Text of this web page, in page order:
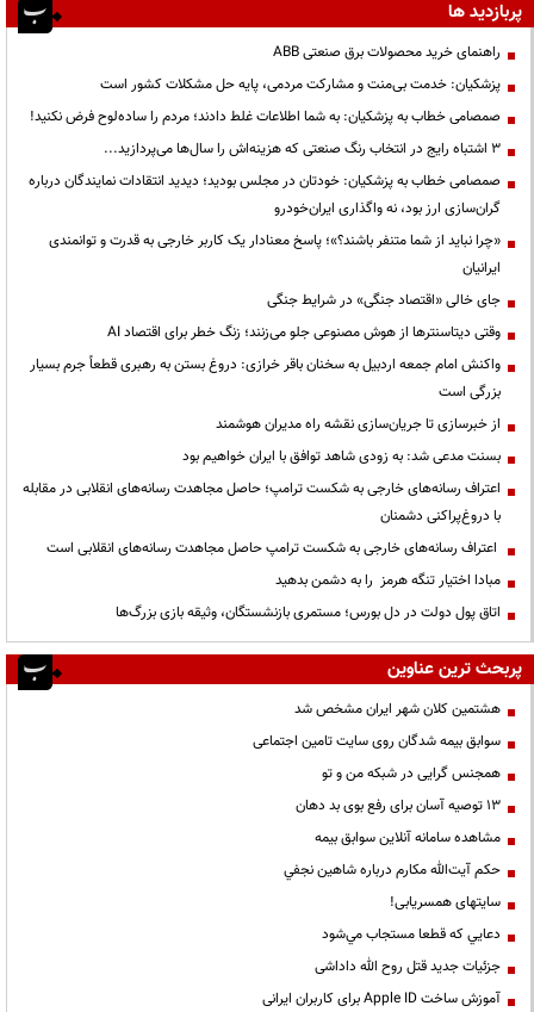
پربازدید ها
راهنمای خرید محصولات برق صنعتی ABB
پزشکیان: خدمت بی‌منت و مشارکت مردمی، پایه حل مشکلات کشور است
صمصامی خطاب به پزشکیان: به شما اطلاعات غلط دادند؛ مردم را ساده‌لوح فرض نکنید!
3 اشتباه رایج در انتخاب رنگ صنعتی که هزینه‌اش را سال‌ها می‌پردازید...
صمصامی خطاب به پزشکیان: خودتان در مجلس بودید؛ دیدید انتقادات نمایندگان درباره
گران‌سازی ارز بود، نه واگذاری ایران‌خودرو
«چرا نباید از شما متنفر باشند؟»؛ پاسخ معنادار یک کاربر خارجی به قدرت و توانمندی
ایرانیان
جای خالی «اقتصاد جنگی» در شرایط جنگی
وقتی دیتاسنترها از هوش مصنوعی جلو می‌زنند؛ زنگ خطر برای اقتصاد AI
واکنش امام جمعه اردبیل به سخنان باقر خرازی: دروغ بستن به رهبری قطعاً جرم بسیار
بزرگی است
از خبرسازی تا جریان‌سازی نقشه راه مدیران هوشمند
بسنت مدعی شد: به زودی شاهد توافق با ایران خواهیم بود
اعتراف رسانه‌های خارجی به شکست ترامپ؛ حاصل مجاهدت رسانه‌های انقلابی در مقابله
با دروغ‌پراکنی دشمنان
اعتراف رسانه‌های خارجی به شکست ترامپ حاصل مجاهدت رسانه‌های انقلابی است
مبادا اختیار تنگه هرمز را به دشمن بدهید
اتاق پول دولت در دل بورس؛ مستمری بازنشستگان، وثیقه بازی بزرگ‌ها
پربحث ترین عناوین
هشتمین کلان شهر ایران مشخص شد
سوابق بیمه شدگان روی سایت تامین اجتماعی
همجنس گرایی در شبکه من و تو
13 توصیه آسان برای رفع بوی بد دهان
مشاهده سامانه آنلاين سوابق بیمه
حكم آيت‌الله مكارم درباره شاهين نجفي
سایتهای همسریابی!
دعايي كه قطعا مستجاب مي‌شود
جزئیات جدید قتل روح الله داداشی
آموزش ساخت Apple ID برای کاربران ایرانی